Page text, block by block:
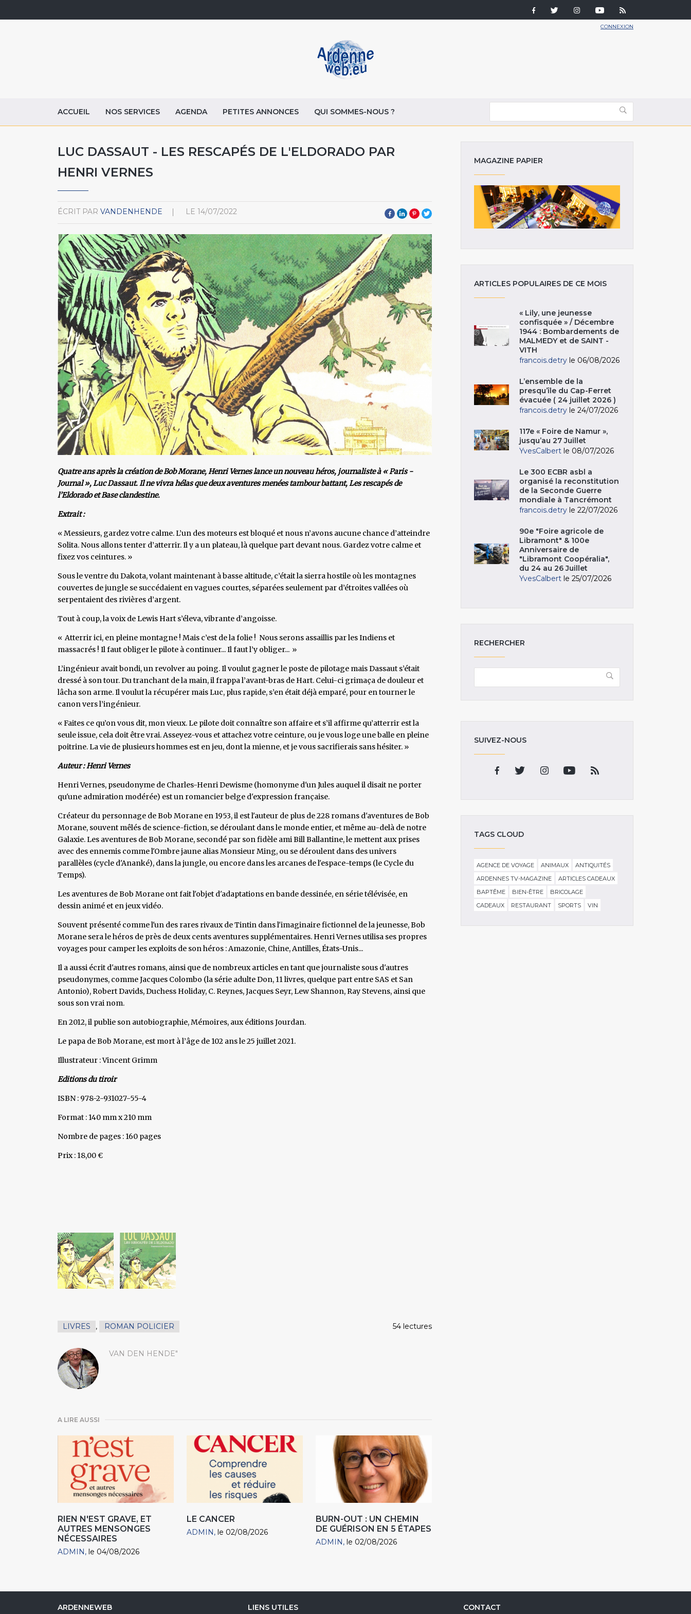
CONNEXION
ACCUEIL NOS SERVICES AGENDA PETITES ANNONCES QUI SOMMES-NOUS ?
LUC DASSAUT - LES RESCAPÉS DE L'ELDORADO PAR
HENRI VERNES
ÉCRIT PAR VANDENHENDE LE 14/07/2022
Quatre ans après la création de Bob Morane, Henri Vernes lance un nouveau héros, journaliste à « Paris -
Journal », Luc Dassaut. Il ne vivra hélas que deux aventures menées tambour battant, Les rescapés de
l’Eldorado et Base clandestine.
Extrait :
« Messieurs, gardez votre calme. L’un des moteurs est bloqué et nous n’avons aucune chance d’atteindre
Solita. Nous allons tenter d’atterrir. Il y a un plateau, là quelque part devant nous. Gardez votre calme et
fixez vos ceintures. »
Sous le ventre du Dakota, volant maintenant à basse altitude, c’était la sierra hostile où les montagnes
couvertes de jungle se succédaient en vagues courtes, séparées seulement par d’étroites vallées où
serpentaient des rivières d’argent.
Tout à coup, la voix de Lewis Hart s’éleva, vibrante d’angoisse.
« Atterrir ici, en pleine montagne ! Mais c’est de la folie ! Nous serons assaillis par les Indiens et
massacrés ! Il faut obliger le pilote à continuer... Il faut l’y obliger... »
L’ingénieur avait bondi, un revolver au poing. Il voulut gagner le poste de pilotage mais Dassaut s’était
dressé à son tour. Du tranchant de la main, il frappa l’avant-bras de Hart. Celui-ci grimaça de douleur et
lâcha son arme. Il voulut la récupérer mais Luc, plus rapide, s’en était déjà emparé, pour en tourner le
canon vers l’ingénieur.
« Faites ce qu’on vous dit, mon vieux. Le pilote doit connaître son affaire et s’il affirme qu’atterrir est la
seule issue, cela doit être vrai. Asseyez-vous et attachez votre ceinture, ou je vous loge une balle en pleine
poitrine. La vie de plusieurs hommes est en jeu, dont la mienne, et je vous sacrifierais sans hésiter. »
Auteur : Henri Vernes
Henri Vernes, pseudonyme de Charles-Henri Dewisme (homonyme d'un Jules auquel il disait ne porter
qu'une admiration modérée) est un romancier belge d'expression française.
Créateur du personnage de Bob Morane en 1953, il est l'auteur de plus de 228 romans d'aventures de Bob
Morane, souvent mêlés de science-fiction, se déroulant dans le monde entier, et même au-delà de notre
Galaxie. Les aventures de Bob Morane, secondé par son fidèle ami Bill Ballantine, le mettent aux prises
avec des ennemis comme l'Ombre jaune alias Monsieur Ming, ou se déroulent dans des univers
parallèles (cycle d'Ananké), dans la jungle, ou encore dans les arcanes de l'espace-temps (le Cycle du
Temps).
Les aventures de Bob Morane ont fait l'objet d'adaptations en bande dessinée, en série télévisée, en
dessin animé et en jeux vidéo.
Souvent présenté comme l'un des rares rivaux de Tintin dans l'imaginaire fictionnel de la jeunesse, Bob
Morane sera le héros de près de deux cents aventures supplémentaires. Henri Vernes utilisa ses propres
voyages pour camper les exploits de son héros : Amazonie, Chine, Antilles, États-Unis...
Il a aussi écrit d'autres romans, ainsi que de nombreux articles en tant que journaliste sous d'autres
pseudonymes, comme Jacques Colombo (la série adulte Don, 11 livres, quelque part entre SAS et San
Antonio), Robert Davids, Duchess Holiday, C. Reynes, Jacques Seyr, Lew Shannon, Ray Stevens, ainsi que
sous son vrai nom.
En 2012, il publie son autobiographie, Mémoires, aux éditions Jourdan.
Le papa de Bob Morane, est mort à l’âge de 102 ans le 25 juillet 2021.
Illustrateur : Vincent Grimm
Editions du tiroir
ISBN : 978-2-931027-55-4
Format : 140 mm x 210 mm
Nombre de pages : 160 pages
Prix : 18,00 €
LIVRES , ROMAN POLICIER 54 lectures
VAN DEN HENDE"
A LIRE AUSSI
RIEN N'EST GRAVE, ET
AUTRES MENSONGES
NÉCESSAIRES
ADMIN le 04/08/2026
LE CANCER
ADMIN le 02/08/2026
BURN-OUT : UN CHEMIN
DE GUÉRISON EN 5 ÉTAPES
ADMIN le 02/08/2026
MAGAZINE PAPIER
ARTICLES POPULAIRES DE CE MOIS
« Lily, une jeunesse
confisquée » / Décembre
1944 : Bombardements de
MALMEDY et de SAINT -
VITH
francois.detry le 06/08/2026
L’ensemble de la
presqu’île du Cap-Ferret
évacuée ( 24 juillet 2026 )
francois.detry le 24/07/2026
117e « Foire de Namur »,
jusqu’au 27 Juillet
YvesCalbert le 08/07/2026
Le 300 ECBR asbl a
organisé la reconstitution
de la Seconde Guerre
mondiale à Tancrémont
francois.detry le 22/07/2026
90e "Foire agricole de
Libramont" & 100e
Anniversaire de
"Libramont Coopéralia",
du 24 au 26 Juillet
YvesCalbert le 25/07/2026
RECHERCHER
SUIVEZ-NOUS
TAGS CLOUD
AGENCE DE VOYAGE ANIMAUX
ANTIQUITÉS
ARDENNES TV-MAGAZINE
ARTICLES CADEAUX
BAPTÊME
BIEN-ÊTRE
BRICOLAGE
CADEAUX
RESTAURANT SPORTS VIN
ARDENNEWEB LIENS UTILES CONTACT